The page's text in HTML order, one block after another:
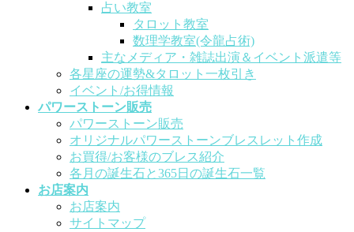
占い教室
タロット教室
数理学教室(令龍占術)
主なメディア・雑誌出演＆イベント派遣等
各星座の運勢&タロット一枚引き
イベント/お得情報
パワーストーン販売
パワーストーン販売
オリジナルパワーストーンブレスレット作成
お買得/お客様のブレス紹介
各月の誕生石と365日の誕生石一覧
お店案内
お店案内
サイトマップ